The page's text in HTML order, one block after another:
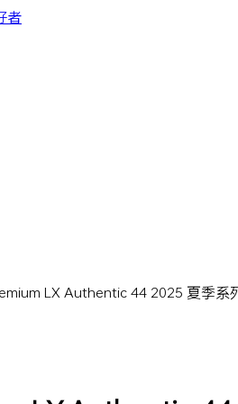
LX Authentic 44 2025 夏季系